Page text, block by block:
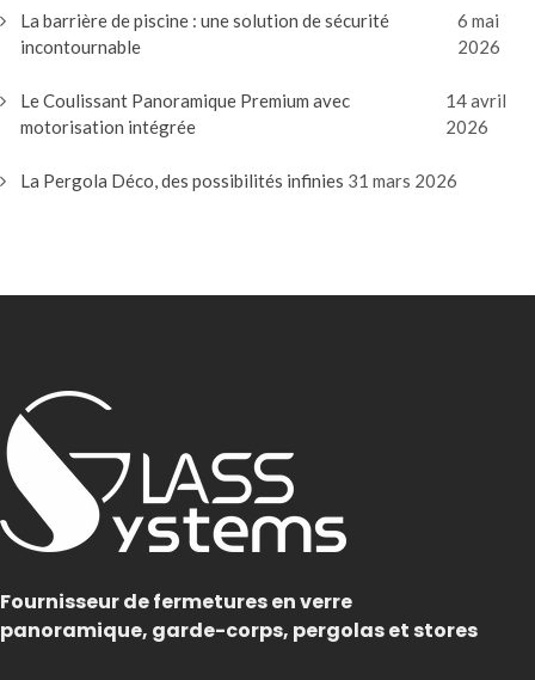
La barrière de piscine : une solution de sécurité
incontournable
6 mai
2026
Le Coulissant Panoramique Premium avec
motorisation intégrée
14 avril
2026
La Pergola Déco, des possibilités infinies 31 mars 2026
Fournisseur de fermetures en verre
panoramique, garde-corps, pergolas et stores